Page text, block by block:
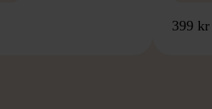
399 kr